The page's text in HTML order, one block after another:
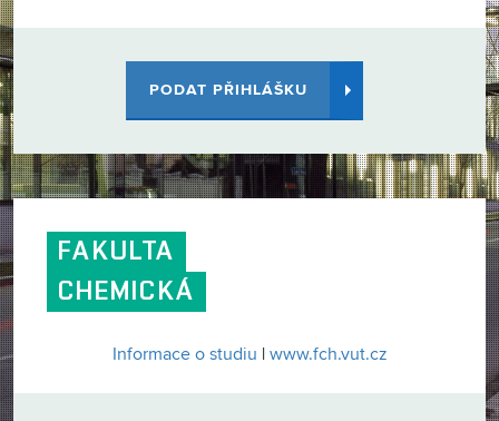
PODAT PŘIHLÁŠKU
FAKULTA
CHEMICKÁ
Informace o studiu www.fch.vut.cz